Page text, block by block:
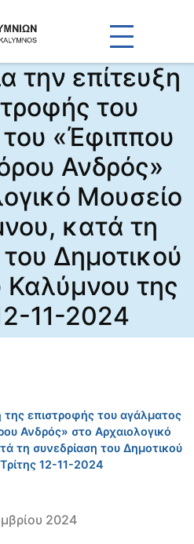
την επίτευξη
του
«Έφιππου
Ανδρός»
Μουσείο
κατά τη
Δημοτικού
Καλύμνου της
11-2024
της επιστροφής του αγάλματος
Ανδρός» στο Αρχαιολογικό
τη συνεδρίαση του Δημοτικού
12-11-2024
2024